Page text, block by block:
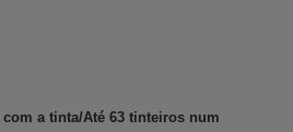
com a tinta/Até 63 tinteiros num